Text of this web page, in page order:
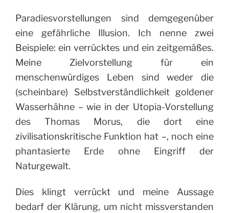
Paradiesvorstellungen sind demgegenüber
eine gefährliche Illusion. Ich nenne zwei
Beispiele: ein verrücktes und ein zeitgemäßes.
Meine Zielvorstellung für ein
menschenwürdiges Leben sind weder die
(scheinbare) Selbstverständlichkeit goldener
Wasserhähne – wie in der Utopia-Vorstellung
des Thomas Morus, die dort eine
zivilisationskritische Funktion hat –, noch eine
phantasierte Erde ohne Eingriff der
Naturgewalt.
Dies klingt verrückt und meine Aussage
bedarf der Klärung, um nicht missverstanden